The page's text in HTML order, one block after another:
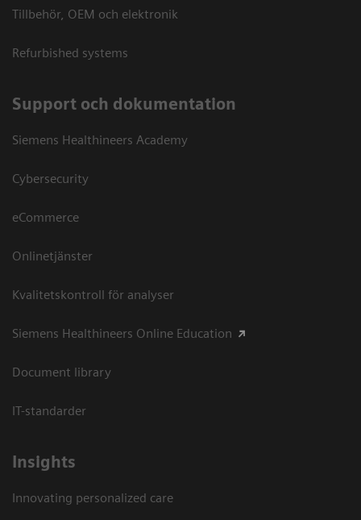
Tillbehör, OEM och elektronik
Refurbished systems
Support och dokumentation
Siemens Healthineers Academy
Cybersecurity
eCommerce
Onlinetjänster
Kvalitetskontroll för analyser
Siemens Healthineers Online Education
Document library
IT-standarder
Insights
Innovating personalized care